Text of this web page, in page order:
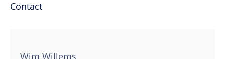
Contact